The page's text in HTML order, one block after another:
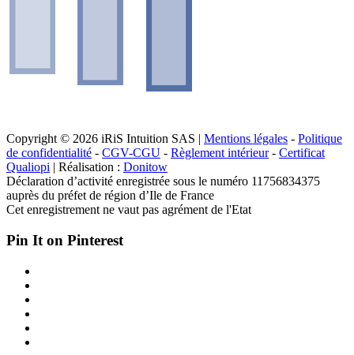
Copyright © 2026 iRiS Intuition SAS | Mentions légales - Politique
de confidentialité - CGV-CGU - Règlement intérieur- Certificat
Qualiopi | Réalisation : Donitow
Déclaration d’activité enregistrée sous le numéro 11756834375
auprès du préfet de région d’Ile de France
Cet enregistrement ne vaut pas agrément de l'Etat
Pin It on Pinterest